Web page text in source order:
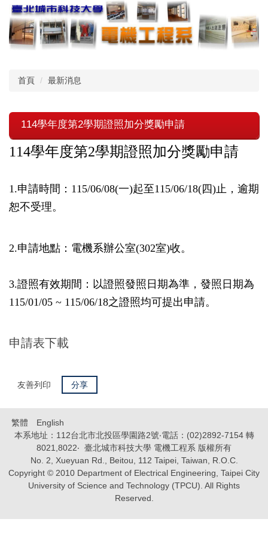
跳
到
主
要
首頁 最新消息
114學年度第2學期證照加分獎勵申請
114學年度第2學期證照加分獎勵申請
1.申請時間： 115/06/08(一)起至115/06/18(四)止，逾期
恕不受理。
2.申請地點：電機系辦公室(302室)收。
3.證照有效期間：以證照發照日期為準，發照日期為
115/01/05 ~ 115/06/18之證照均可提出申請。
申請表下載
友善列印 分享
繁體
English
本系地址：112台北市北投區學園路2號‧電話：(02)2892-7154 轉
8021,8022‧ 臺北城市科技大學 電機工程系 版權所有
No. 2, Xueyuan Rd., Beitou, 112 Taipei, Taiwan, R.O.C.
Copyright © 2010 Department of Electrical Engineering, Taipei City
University of Science and Technology (TPCU). All Rights
Reserved.